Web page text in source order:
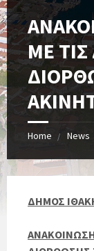
ΜΕ
Home News
ΔΗΜΟΣ